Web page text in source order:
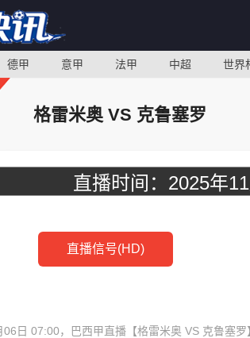
德甲 意甲 法甲 中超 世界
格雷米奥 VS 克鲁塞罗
直播时间： 2025年
直播信号(HD)
日 07:00，巴西甲直播【格雷米奥 VS 克鲁塞